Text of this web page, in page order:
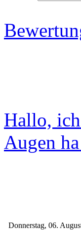
Hallo,
Augen
Donnerstag, 06.